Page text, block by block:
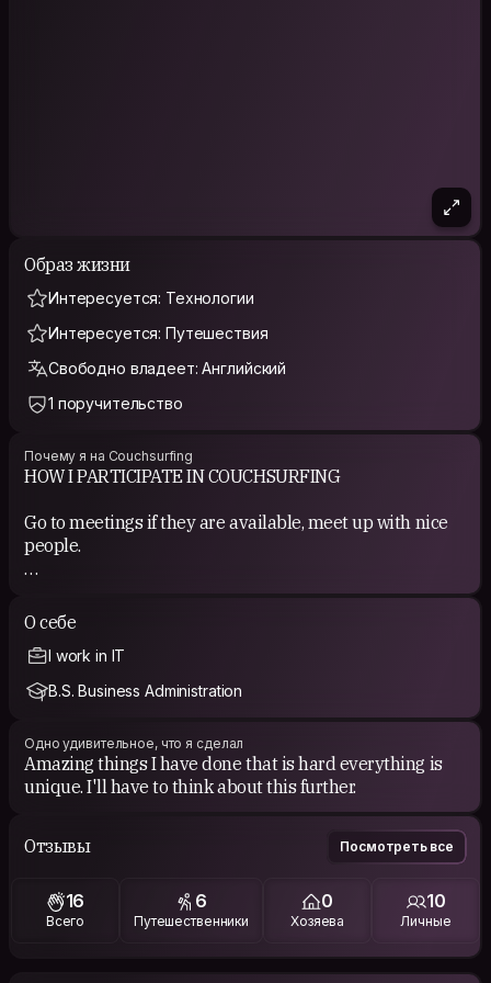
Образ жизни
Интересуется: Технологии
Интересуется: Путешествия
Свободно владеет: Английский
1 поручительство
Почему я на Couchsurfing
HOW I PARTICIPATE IN COUCHSURFING
Go to meetings if they are available, meet up with nice
people.
О себе
I work in IT
B.S. Business Administration
Одно удивительное, что я сделал
Amazing things I have done that is hard everything is
unique. I'll have to think about this further.
Отзывы Посмотреть все
16
Всего
6
Путешественники
0
Хозяева
10
Личные